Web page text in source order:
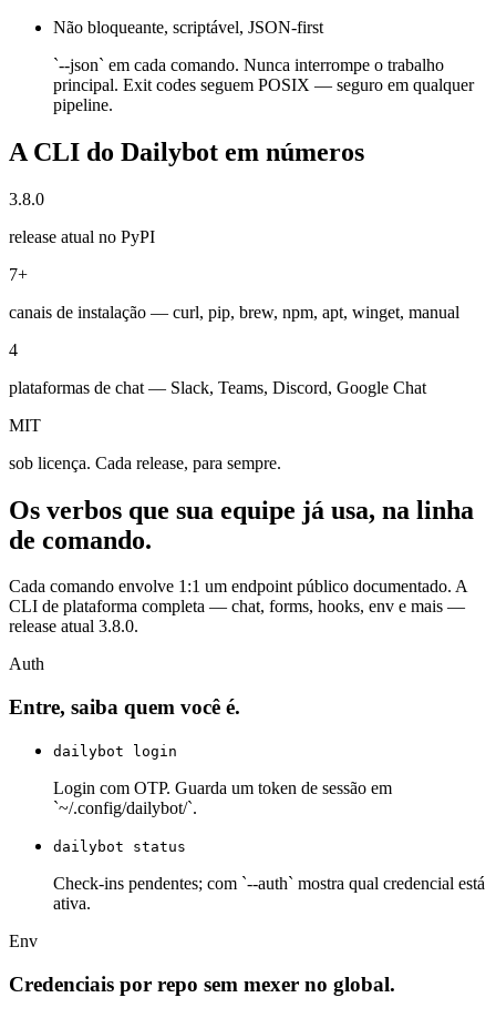
Não bloqueante, scriptável, JSON-first
`--json` em cada comando. Nunca interrompe o trabalho
principal. Exit codes seguem POSIX — seguro em qualquer
pipeline.
A CLI do Dailybot em números
3.8.0
release atual no PyPI
7+
canais de instalação — curl, pip, brew, npm, apt, winget, manual
4
plataformas de chat — Slack, Teams, Discord, Google Chat
MIT
sob licença. Cada release, para sempre.
Os verbos que sua equipe já usa, na linha
de comando.
Cada comando envolve 1:1 um endpoint público documentado. A
CLI de plataforma completa — chat, forms, hooks, env e mais —
release atual 3.8.0.
Auth
Entre, saiba quem você é.
dailybot login
Login com OTP. Guarda um token de sessão em
`~/.config/dailybot/`.
dailybot status
Check-ins pendentes; com `--auth` mostra qual credencial está
ativa.
Env
Credenciais por repo sem mexer no global.